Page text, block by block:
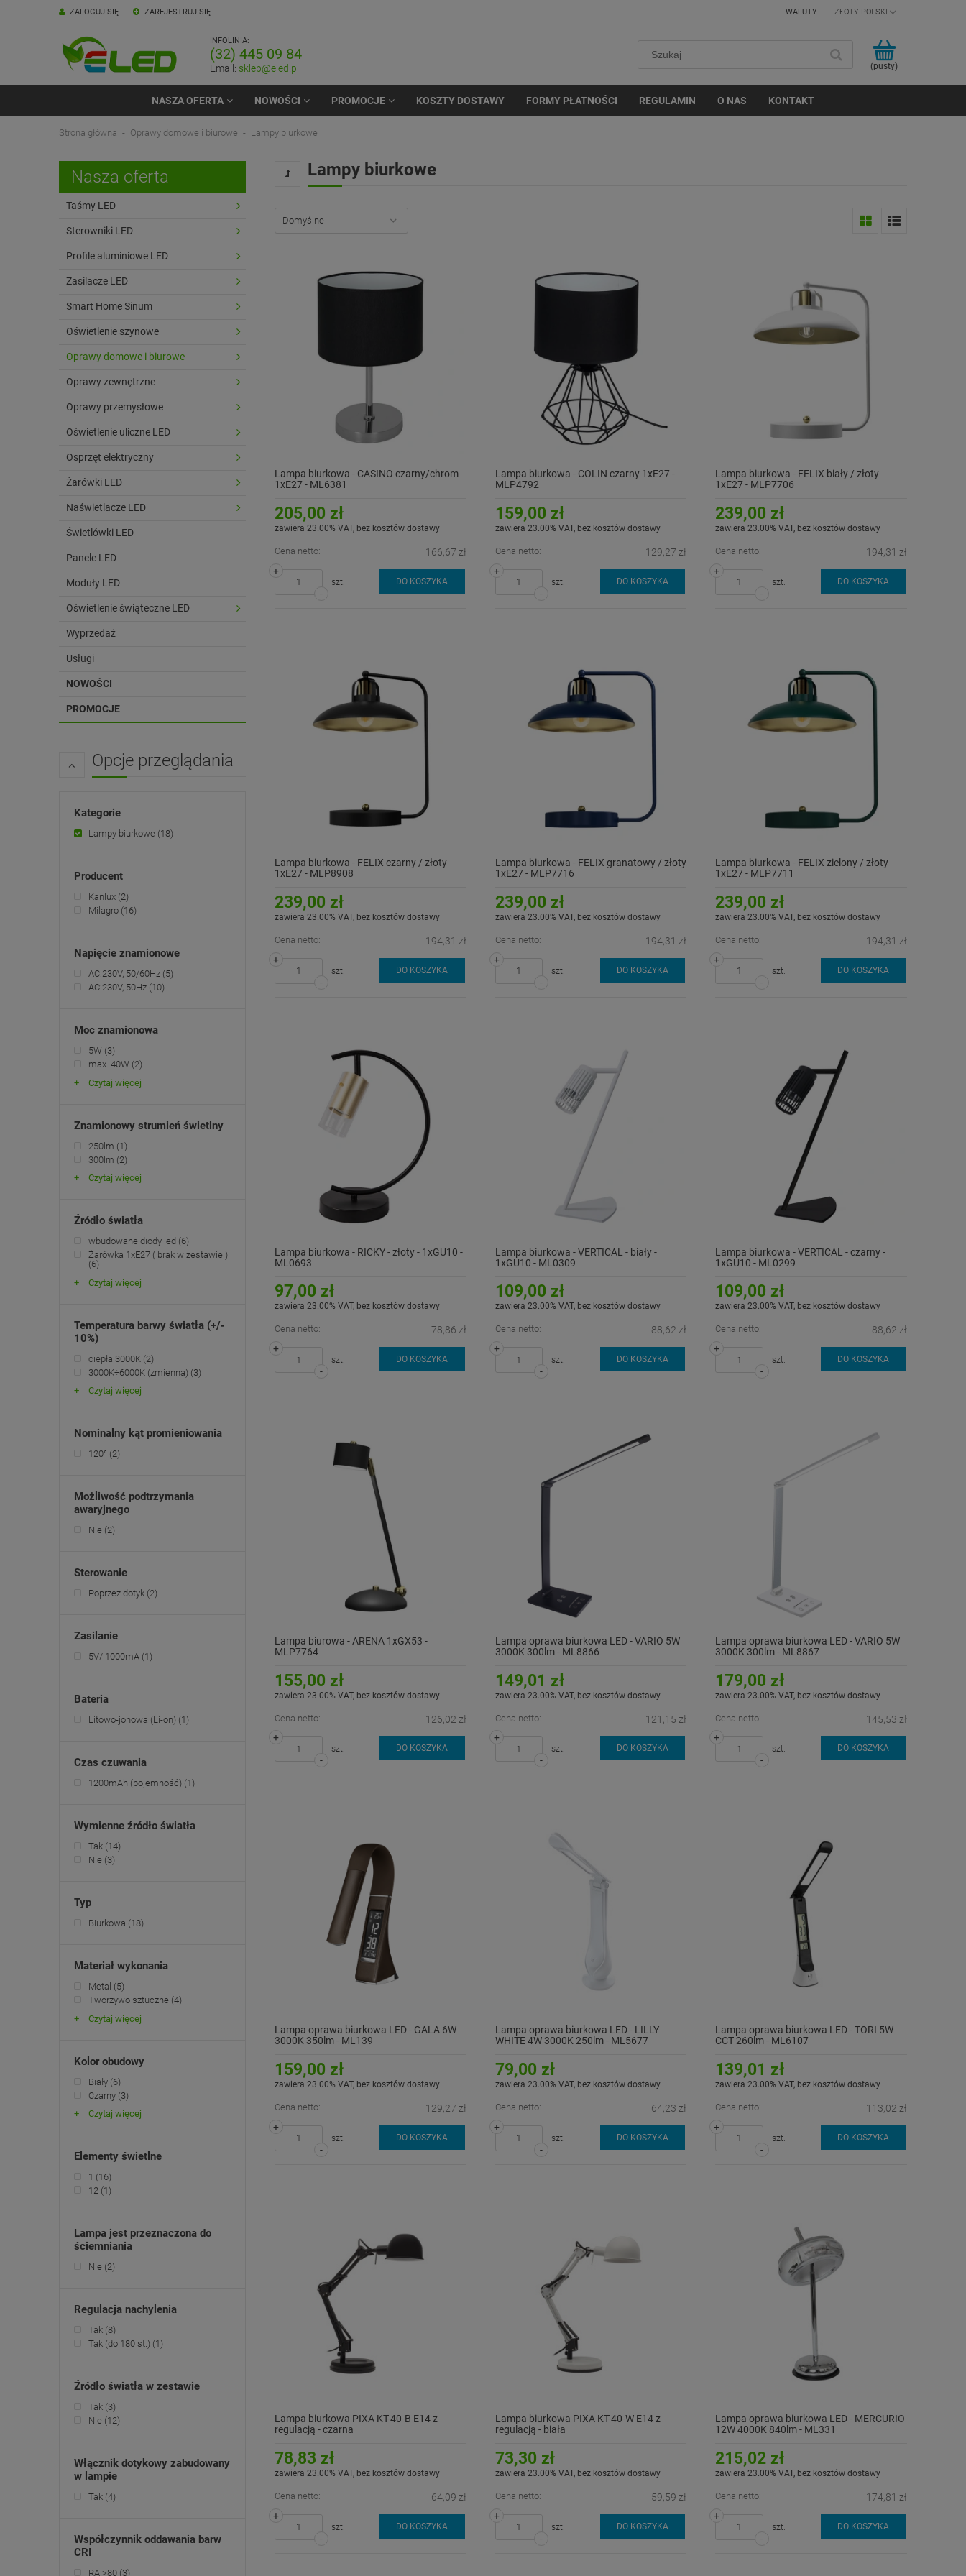
ZAREJESTRUJ SIĘ
ZALOGUJ SIĘ WALUTY
INFOLINIA:
(32) 445 09 84
Email: sklep@eled.pl (pusty)
NASZA OFERTA NOWOŚCI PROMOCJE KOSZTY DOSTAWY FORMY PŁATNOŚCI REGULAMIN O NAS KONTAKT
Strona główna Oprawy domowe i biurowe Lampy biurkowe
Nasza oferta
Taśmy LED
Sterowniki LED
Profile aluminiowe LED
Zasilacze LED
Smart Home Sinum
Oświetlenie szynowe
Oprawy domowe i biurowe
Oprawy zewnętrzne
Oprawy przemysłowe
Oświetlenie uliczne LED
Osprzęt elektryczny
Żarówki LED
Naświetlacze LED
Świetlówki LED
Panele LED
Moduły LED
Oświetlenie świąteczne LED
Wyprzedaż
Usługi
NOWOŚCI
PROMOCJE
Opcje przeglądania
Kategorie
Lampy biurkowe (18)
Producent
Kanlux (2)
Milagro (16)
Napięcie znamionowe
AC:230V, 50/60Hz (5)
AC:230V, 50Hz (10)
Moc znamionowa
5W (3)
max. 40W (2)
Czytaj więcej
Znamionowy strumień świetlny
250lm (1)
300lm (2)
Czytaj więcej
Źródło światła
wbudowane diody led (6)
Żarówka 1xE27 ( brak w zestawie )
(6)
Czytaj więcej
Temperatura barwy światła (+/-
10%)
ciepła 3000K (2)
3000K÷6000K (zmienna) (3)
Czytaj więcej
Nominalny kąt promieniowania
120° (2)
Możliwość podtrzymania
awaryjnego
Nie (2)
Sterowanie
Poprzez dotyk (2)
Zasilanie
5V/ 1000mA (1)
Bateria
Litowo-jonowa (Li-on) (1)
Czas czuwania
1200mAh (pojemność) (1)
Wymienne źródło światła
Tak (14)
Nie (3)
Typ
Biurkowa (18)
Materiał wykonania
Metal (5)
Tworzywo sztuczne (4)
Czytaj więcej
Kolor obudowy
Biały (6)
Czarny (3)
Czytaj więcej
Elementy świetlne
1 (16)
12 (1)
Lampa jest przeznaczona do
ściemniania
Nie (2)
Regulacja nachylenia
Tak (8)
Tak (do 180 st.) (1)
Źródło światła w zestawie
Tak (3)
Nie (12)
Włącznik dotykowy zabudowany
w lampie
Tak (4)
Współczynnik oddawania barw
CRI
RA >80 (3)
Lampy biurkowe
Lampa biurkowa - CASINO czarny/chrom
1xE27 - ML6381
205,00 zł
zawiera 23.00% VAT, bez kosztów dostawy
Cena netto: 166,67 zł
-
+
szt. DO KOSZYKA
Lampa biurkowa - COLIN czarny 1xE27 -
MLP4792
159,00 zł
zawiera 23.00% VAT, bez kosztów dostawy
Cena netto: 129,27 zł
-
+
szt. DO KOSZYKA
Lampa biurkowa - FELIX biały / złoty
1xE27 - MLP7706
239,00 zł
zawiera 23.00% VAT, bez kosztów dostawy
Cena netto: 194,31 zł
-
+
szt. DO KOSZYKA
Lampa biurkowa - FELIX czarny / złoty
1xE27 - MLP8908
239,00 zł
zawiera 23.00% VAT, bez kosztów dostawy
Cena netto: 194,31 zł
-
+
szt. DO KOSZYKA
Lampa biurkowa - FELIX granatowy / złoty
1xE27 - MLP7716
239,00 zł
zawiera 23.00% VAT, bez kosztów dostawy
Cena netto: 194,31 zł
-
+
szt. DO KOSZYKA
Lampa biurkowa - FELIX zielony / złoty
1xE27 - MLP7711
239,00 zł
zawiera 23.00% VAT, bez kosztów dostawy
Cena netto: 194,31 zł
-
+
szt. DO KOSZYKA
Lampa biurkowa - RICKY - złoty - 1xGU10 -
ML0693
97,00 zł
zawiera 23.00% VAT, bez kosztów dostawy
Cena netto: 78,86 zł
-
+
szt. DO KOSZYKA
Lampa biurkowa - VERTICAL - biały -
1xGU10 - ML0309
109,00 zł
zawiera 23.00% VAT, bez kosztów dostawy
Cena netto: 88,62 zł
-
+
szt. DO KOSZYKA
Lampa biurkowa - VERTICAL - czarny -
1xGU10 - ML0299
109,00 zł
zawiera 23.00% VAT, bez kosztów dostawy
Cena netto: 88,62 zł
-
+
szt. DO KOSZYKA
Lampa biurowa - ARENA 1xGX53 -
MLP7764
155,00 zł
zawiera 23.00% VAT, bez kosztów dostawy
Cena netto: 126,02 zł
-
+
szt. DO KOSZYKA
Lampa oprawa biurkowa LED - VARIO 5W
3000K 300lm - ML8866
149,01 zł
zawiera 23.00% VAT, bez kosztów dostawy
Cena netto: 121,15 zł
-
+
szt. DO KOSZYKA
Lampa oprawa biurkowa LED - VARIO 5W
3000K 300lm - ML8867
179,00 zł
zawiera 23.00% VAT, bez kosztów dostawy
Cena netto: 145,53 zł
-
+
szt. DO KOSZYKA
Lampa oprawa biurkowa LED - GALA 6W
3000K 350lm - ML139
159,00 zł
zawiera 23.00% VAT, bez kosztów dostawy
Cena netto: 129,27 zł
-
+
szt. DO KOSZYKA
Lampa oprawa biurkowa LED - LILLY
WHITE 4W 3000K 250lm - ML5677
79,00 zł
zawiera 23.00% VAT, bez kosztów dostawy
Cena netto: 64,23 zł
-
+
szt. DO KOSZYKA
Lampa oprawa biurkowa LED - TORI 5W
CCT 260lm - ML6107
139,01 zł
zawiera 23.00% VAT, bez kosztów dostawy
Cena netto: 113,02 zł
-
+
szt. DO KOSZYKA
Lampa biurkowa PIXA KT-40-B E14 z
regulacją - czarna
78,83 zł
zawiera 23.00% VAT, bez kosztów dostawy
Cena netto: 64,09 zł
-
+
szt. DO KOSZYKA
Lampa biurkowa PIXA KT-40-W E14 z
regulacją - biała
73,30 zł
zawiera 23.00% VAT, bez kosztów dostawy
Cena netto: 59,59 zł
-
+
szt. DO KOSZYKA
Lampa oprawa biurkowa LED - MERCURIO
12W 4000K 840lm - ML331
215,02 zł
zawiera 23.00% VAT, bez kosztów dostawy
Cena netto: 174,81 zł
-
+
szt. DO KOSZYKA